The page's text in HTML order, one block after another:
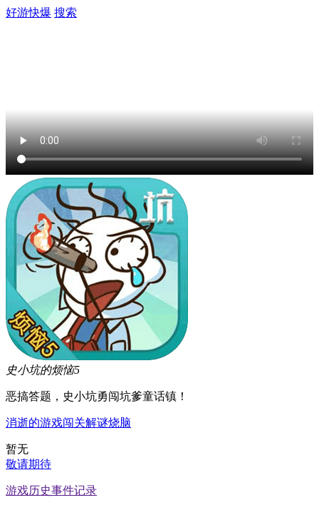
好游快爆 搜索
史小坑的烦恼5
恶搞答题，史小坑勇闯坑爹童话镇！
消逝的游戏闯关解谜烧脑
暂无
敬请期待
游戏历史事件记录